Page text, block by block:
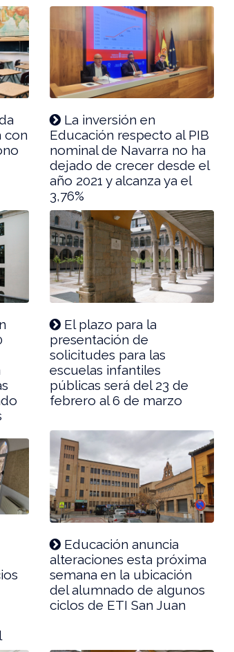
con
La inversión en
Educación respecto al PIB
nominal de Navarra no ha
dejado de crecer desde el
año 2021 y alcanza ya el
3,76%
El plazo para la
presentación de
solicitudes para las
escuelas infantiles
públicas será del 23 de
febrero al 6 de marzo
Educación anuncia
alteraciones esta próxima
semana en la ubicación
del alumnado de algunos
ciclos de ETI San Juan